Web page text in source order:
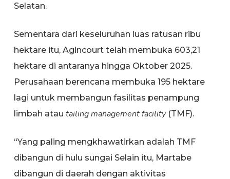
Selatan.
Sementara dari keseluruhan luas ratusan ribu
hektare itu, Agincourt telah membuka 603,21
hektare di antaranya hingga Oktober 2025.
Perusahaan berencana membuka 195 hektare
lagi untuk membangun fasilitas penampung
limbah atau tailing management facility(TMF).
“Yang paling mengkhawatirkan adalah TMF
dibangun di hulu sungai Selain itu, Martabe
dibangun di daerah dengan aktivitas